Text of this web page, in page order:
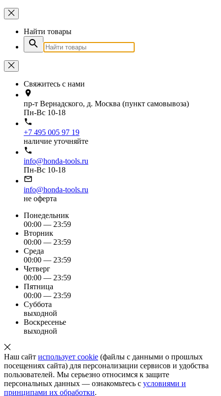
Найти товары
Свяжитесь с нами
пр-т Вернадского, д. Москва (пункт самовывоза)
Пн-Вс 10-18
+7 495 005 97 19
наличие уточняйте
info@honda-tools.ru
Пн-Вс 10-18
info@honda-tools.ru
не оферта
Понедельник
00:00 — 23:59
Вторник
00:00 — 23:59
Среда
00:00 — 23:59
Четверг
00:00 — 23:59
Пятница
00:00 — 23:59
Суббота
выходной
Воскресенье
выходной
Наш сайт использует cookie (файлы с данными о прошлых
посещениях сайта) для персонализации сервисов и удобства
пользователей. Мы серьезно относимся к защите
персональных данных — ознакомьтесь с условиями и
принципами их обработки.